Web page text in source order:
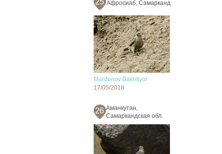
25 Афросиаб, Самарканд
Mardonov Bakhtiyor
17/05/2018
26 Аманкутан,
Самаркандская обл.